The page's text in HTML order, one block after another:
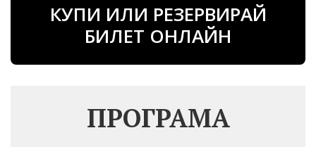
КУПИ ИЛИ РЕЗЕРВИРАЙ
БИЛЕТ ОНЛАЙН
ПРОГРАМА